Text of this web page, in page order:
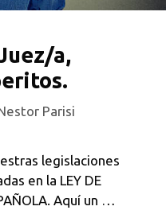
a,
Parisi
legislaciones
en la LEY DE
Aquí un …